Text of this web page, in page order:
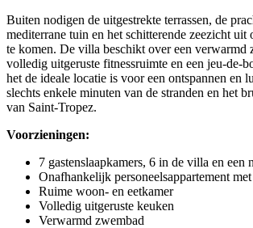
Buiten nodigen de uitgestrekte terrassen, de
mediterrane tuin en het schitterende zeezicht
te komen. De villa beschikt over een verwarmd
volledig uitgeruste fitnessruimte en een jeu-de-
het de ideale locatie is voor een ontspannen en
slechts enkele minuten van de stranden en het
van Saint-Tropez.
Voorzieningen:
7 gastenslaapkamers, 6 in de villa en een
Onafhankelijk personeelsappartement
Ruime woon- en eetkamer
Volledig uitgeruste keuken
Verwarmd zwembad